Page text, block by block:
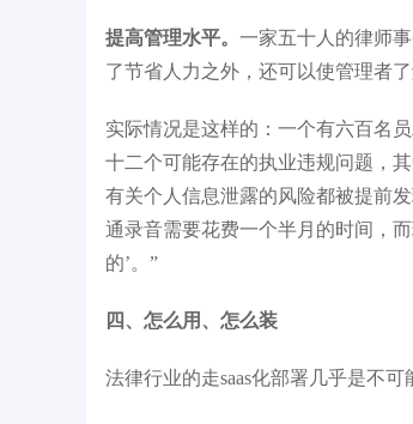
提高管理水平。 一家五十人的律师
了节省人力之外，还可以使管理者
实际情况是这样的：一个有六百名
十二个可能存在的执业违规问题，
有关个人信息泄露的风险都被提前
通录音需要花费一个半月的时间，
的’。”
四、怎么用、怎么装
法律行业的走saas化部署几乎是不